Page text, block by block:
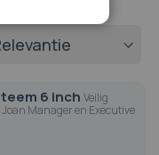
6 inch Veilig
Manager en Executive